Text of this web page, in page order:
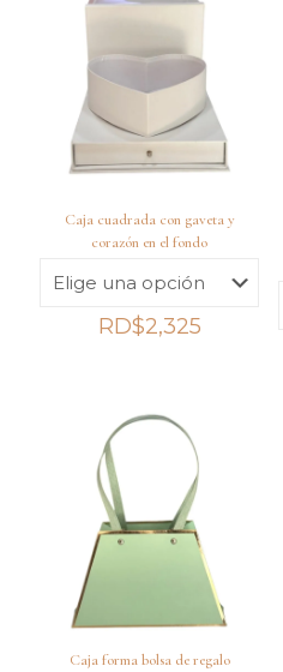
Caja cuadrada con gaveta y
corazón en el fondo
RD$2,325
Caja forma bolsa de regalo